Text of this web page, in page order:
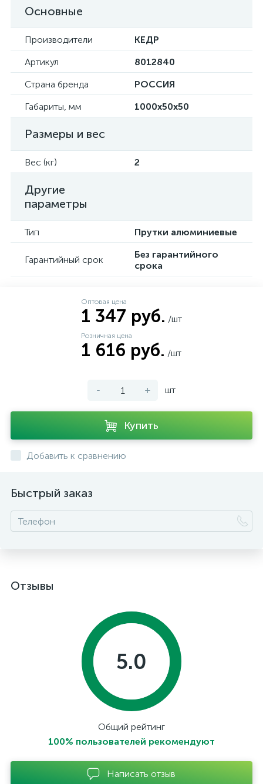
Основные
Производители
КЕДР
Артикул
8012840
Страна бренда
РОССИЯ
Габариты, мм
1000х50х50
Размеры и вес
Вес (кг) 2
Другие
параметры
Тип Прутки алюминиевые
Гарантийный срок
Без гарантийного
срока
Оптовая цена
1 347 руб. /шт
Розничная цена
1 616 руб. /шт
- + шт
Купить
Добавить к сравнению
Быстрый заказ
Отзывы
5.0
Общий рейтинг
100% пользователей рекомендуют
Написать отзыв